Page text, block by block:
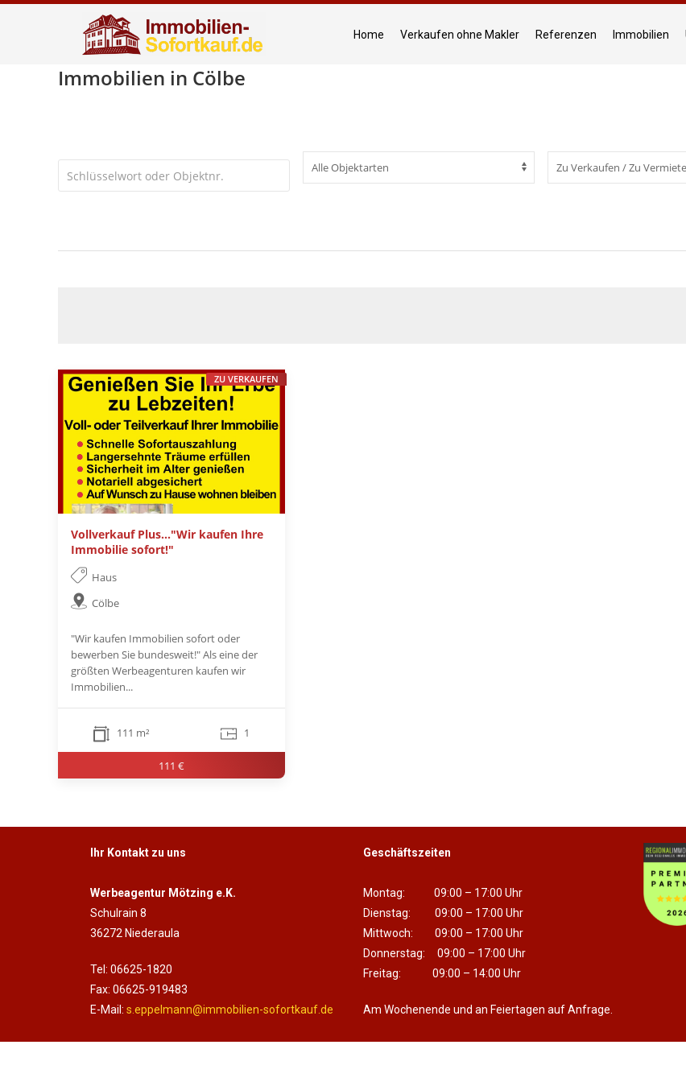
Home Verkaufen ohne Makler Referenzen Immobilien
Immobilien in Cölbe
Vollverkauf Plus..."Wir kaufen Ihre
Immobilie sofort!"
Haus
Cölbe
"Wir kaufen Immobilien sofort oder
bewerben Sie bundesweit!" Als eine der
größten Werbeagenturen kaufen wir
Immobilien...
111 m² 1
111 €
ZU VERKAUFEN
Ihr Kontakt zu uns
Werbeagentur Mötzing e.K.
Schulrain 8
36272 Niederaula
Tel: 06625-1820
Fax: 06625-919483
E-Mail: s.eppelmann@immobilien-sofortkauf.de
Geschäftszeiten
Montag: 09:00 – 17:00 Uhr
Dienstag: 09:00 – 17:00 Uhr
Mittwoch: 09:00 – 17:00 Uhr
Donnerstag: 09:00 – 17:00 Uhr
Freitag: 09:00 – 14:00 Uhr
Am Wochenende und an Feiertagen auf Anfrage.